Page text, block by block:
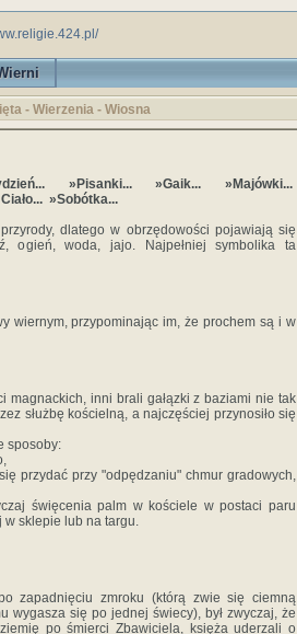
- Wierzenia - Wiosna
»Pisanki... »Gaik... »Majówki...
»Sobótka...
dlatego w obrzędowości pojawiają się
ogień, woda, jajo. Najpełniej symbolika ta
wiernym, przypominając im, że prochem są i w
magnackich, inni brali gałązki z baziami nie tak
służbę kościelną, a najczęściej przynosiło się
sposoby:
przydać przy "odpędzaniu" chmur gradowych,
święcenia palm w kościele w postaci paru
w sklepie lub na targu.
zapadnięciu zmroku (którą zwie się ciemną
wygasza się po jednej świecy), był zwyczaj, że
po śmierci Zbawiciela, księża uderzali o